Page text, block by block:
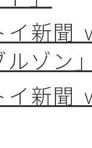
イ新
ルゾン
イ新